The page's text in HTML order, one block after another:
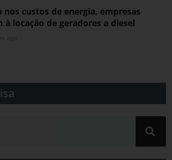
nos custos de energia, empresas
à locação de geradores a diesel